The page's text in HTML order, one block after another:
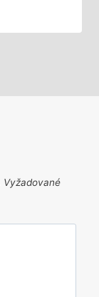
Vyžadované